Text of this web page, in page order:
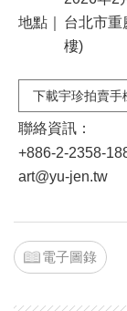
地點｜
台北市重
樓)
下載宇珍拍賣手
聯絡資訊：
+886-2-2358-
art@yu-jen.tw
電子圖錄